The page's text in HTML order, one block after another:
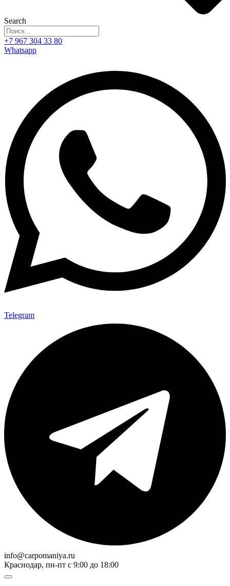
Search
+7 967 304 33 80
Whatsapp
Telegram
info@carpomaniya.ru
Краснодар, пн-пт с 9:00 до 18:00